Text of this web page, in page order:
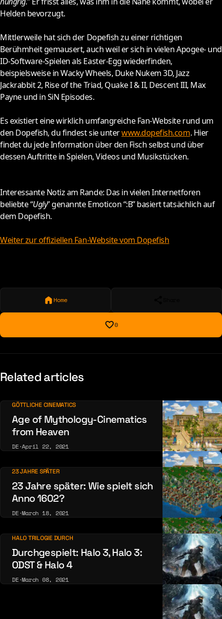
Helden bevorzugt.
Mittlerweile hat sich der Dopefish zu einer richtigen
Berühmheit gemausert, auch weil er sich in vielen Apogee- und
ID-Software-Spielen als Easter-Egg wiederfinden,
beispielsweise in Wacky Wheels, Duke Nukem 3D, Jazz
Jackrabbit 2, Rise of the Triad, Quake I & II, Descent III, Max
Payne und in SiN Episodes.
Es existiert eine wirklich umfangreiche Fan-Website rund um
den Dopefish, du findest sie unterwww.dopefish.com. Hier
findet du jede Information über den Fisch selbst und über
dessen Auftritte in Spielen, Videos und Musikstücken.
Interessante Notiz am Rande: Das in vielen Internetforen
beliebte “Ugly” genannte Emoticon “:B” basiert tatsächlich auf
dem Dopefish.
Weiter zur offiziellen Fan-Website vom Dopefish
Home
0
Related articles
GÖTTLICHE CINEMATICS
Age of Mythology-Cinematics
from Heaven
DE·April 22, 2021
23 JAHRE SPÄTER
23 Jahre später: Wie spielt sich
Anno 1602?
DE·March 18, 2021
HALO TRILOGIE DURCH
Durchgespielt: Halo 3, Halo 3:
ODST & Halo 4
DE·March 08, 2021